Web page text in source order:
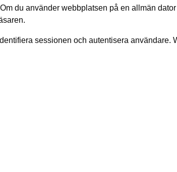
du använder webbplatsen på en allmän
sessionen och autentisera användare.